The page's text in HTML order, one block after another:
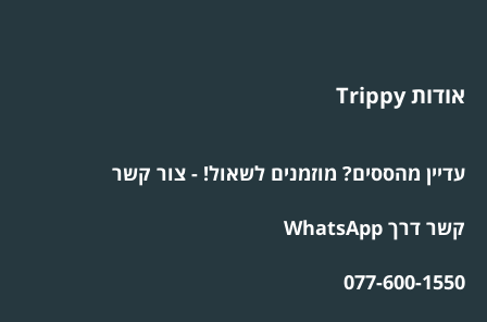
אודות Trippy
עדיין מהססים? מוזמנים לשאול! - צור קשר
קשר דרך WhatsApp
077-600-1550